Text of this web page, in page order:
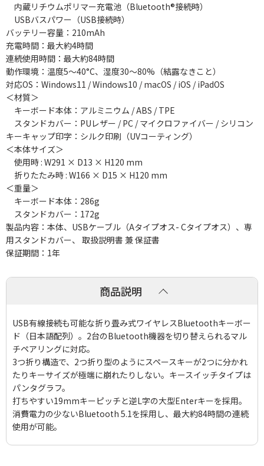
内蔵リチウムポリマー充電池（Bluetooth®接続時）
USBバスパワー（USB接続時）
バッテリー容量：210mAh
充電時間：最大約4時間
連続使用時間：最大約84時間
動作環境：温度5～40°C、湿度30～80%（結露なきこと）
対応OS：Windows11 / Windows10 / macOS / iOS / iPadOS
＜材質＞
キーボード本体：アルミニウム / ABS / TPE
スタンドカバー：PUレザー / PC / マイクロファイバー / シリコン
キーキャップ印字：シルク印刷（UVコーティング）
＜本体サイズ＞
使用時 : W291 × D13 × H120 mm
折りたたみ時 : W166 × D15 × H120 mm
＜重量＞
キーボード本体：286g
スタンドカバー：172g
製品内容：本体、USBケーブル（Aタイプオス- Cタイプオス）、専
用スタンドカバー、 取扱説明書 兼 保証書
保証期間：1年
商品説明
USB有線接続も可能な折り畳み式ワイヤレスBluetoothキーボー
ド（日本語配列）。2台のBluetooth機器を切り替えられるマル
チペアリングに対応。
3つ折り構造で、2つ折り型のようにスペースキーが2つに分かれ
たりキーサイズが極端に崩れたりしない。キースイッチタイプは
パンタグラフ。
打ちやすい19mmキーピッチと逆L字の大型Enterキーを採用。
消費電力の少ないBluetooth 5.1を採用し、最大約84時間の連続
使用が可能。